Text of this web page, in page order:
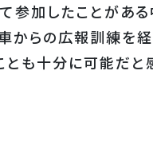
加したことがある
らの広報訓練を経
も十分に可能だと